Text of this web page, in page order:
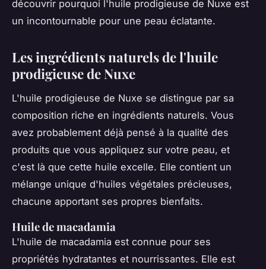
découvrir pourquoi l'huile prodigieuse de Nuxe est
un incontournable pour une peau éclatante.
Les ingrédients naturels de l'huile
prodigieuse de Nuxe
L'huile prodigieuse de Nuxe se distingue par sa
composition riche en ingrédients naturels. Vous
avez probablement déjà pensé à la qualité des
produits que vous appliquez sur votre peau, et
c'est là que cette huile excelle. Elle contient un
mélange unique d'huiles végétales précieuses,
chacune apportant ses propres bienfaits.
Huile de macadamia
L'huile de macadamia est connue pour ses
propriétés hydratantes et nourrissantes. Elle est